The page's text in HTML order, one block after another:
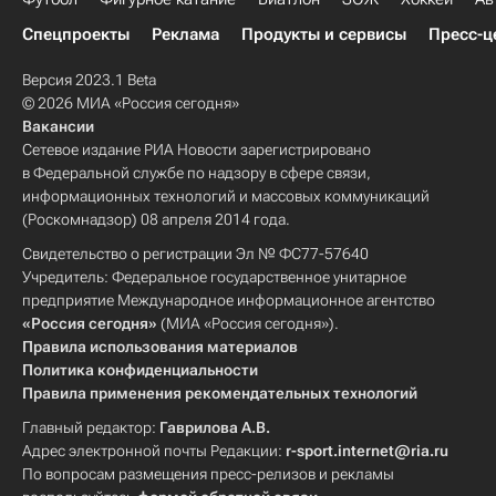
Спецпроекты
Реклама Продукты и сервисы Пресс-
Версия 2023.1 Beta
© 2026 МИА «Россия сегодня»
Вакансии
Сетевое издание РИА Новости зарегистрировано
в Федеральной службе по надзору в сфере связи,
информационных технологий и массовых коммуникаций
(Роскомнадзор) 08 апреля 2014 года.
Свидетельство о регистрации Эл № ФС77-57640
Учредитель: Федеральное государственное унитарное
предприятие Международное информационное агентство
«Россия сегодня» (МИА «Россия сегодня»).
Правила использования материалов
Политика конфиденциальности
Правила применения рекомендательных технологий
Главный редактор: Гаврилова А.В.
Адрес электронной почты Редакции: r-sport.internet@ria.ru
По вопросам размещения пресс-релизов и рекламы